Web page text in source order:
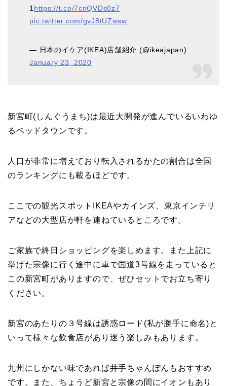
1 https://t.co/7cnQVDs0z7
pic.twitter.com/gvJ8tUZwsw
— 日本のイケア(IKEA)店舗紹介 (@ikeajapan)
January 23, 2020
新宮町(しんぐうまち)は最近大開発が進んでいるいわゆ
るベッドタウンです。
人口が非常に増えており転入されるかたの割合は全国
のランキングにも載るほどです。
ここでの観光スポットIKEAやカインズ、東京インテリ
アなどの大型店が軒を連ねているところです。
ご家族で終日ショッピングを楽しめます。また上記に
挙げた宗像に行く途中に車で国道3号線を走っていると
この新宮町がありますので、ぜひセットでお立ち寄り
ください。
新宮のあたりの３号線は誘惑ロード(私が勝手に命名)と
いって様々な飲食店があり迷う楽しみもあります。
九州にしかない味であれば井手ちゃんぽんもおすすめ
です。また、ちょうど新宮と宗像の間にイオンもあり